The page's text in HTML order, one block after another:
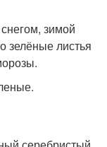
зимой
зелёные листья